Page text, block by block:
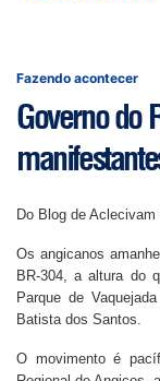
Fazendo acontecer
Governo do
Do Blog de Aclecivam
Os angicanos
BR-304, a altura do
Parque de
Batista dos Santos.
O movimento é